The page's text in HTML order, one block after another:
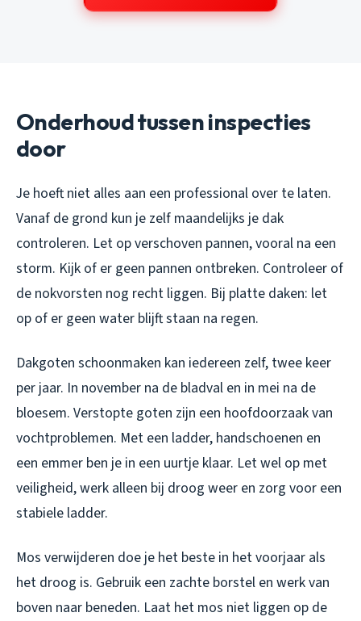
Onderhoud tussen inspecties
door
Je hoeft niet alles aan een professional over te laten.
Vanaf de grond kun je zelf maandelijks je dak
controleren. Let op verschoven pannen, vooral na een
storm. Kijk of er geen pannen ontbreken. Controleer of
de nokvorsten nog recht liggen. Bij platte daken: let
op of er geen water blijft staan na regen.
Dakgoten schoonmaken kan iedereen zelf, twee keer
per jaar. In november na de bladval en in mei na de
bloesem. Verstopte goten zijn een hoofdoorzaak van
vochtproblemen. Met een ladder, handschoenen en
een emmer ben je in een uurtje klaar. Let wel op met
veiligheid, werk alleen bij droog weer en zorg voor een
stabiele ladder.
Mos verwijderen doe je het beste in het voorjaar als
het droog is. Gebruik een zachte borstel en werk van
boven naar beneden. Laat het mos niet liggen op de